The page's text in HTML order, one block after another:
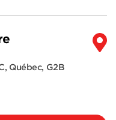
, Québec, G2B